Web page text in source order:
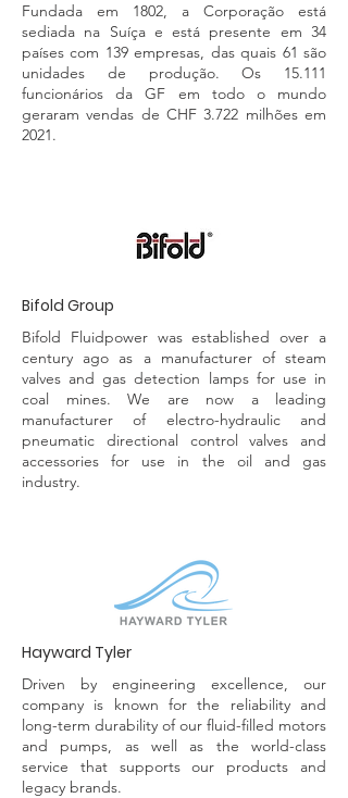
Fundada em 1802, a Corporação está
sediada na Suíça e está presente em 34
países com 139 empresas, das quais 61 são
unidades de produção. Os 15.111
funcionários da GF em todo o mundo
geraram vendas de CHF 3.722 milhões em
2021.
Bifold Group
Bifold Fluidpower was established over a
century ago as a manufacturer of steam
valves and gas detection lamps for use in
coal mines. We are now a leading
manufacturer of electro-hydraulic and
pneumatic directional control valves and
accessories for use in the oil and gas
industry.
Hayward Tyler
Driven by engineering excellence, our
company is known for the reliability and
long-term durability of our fluid-filled motors
and pumps, as well as the world-class
service that supports our products and
legacy brands.